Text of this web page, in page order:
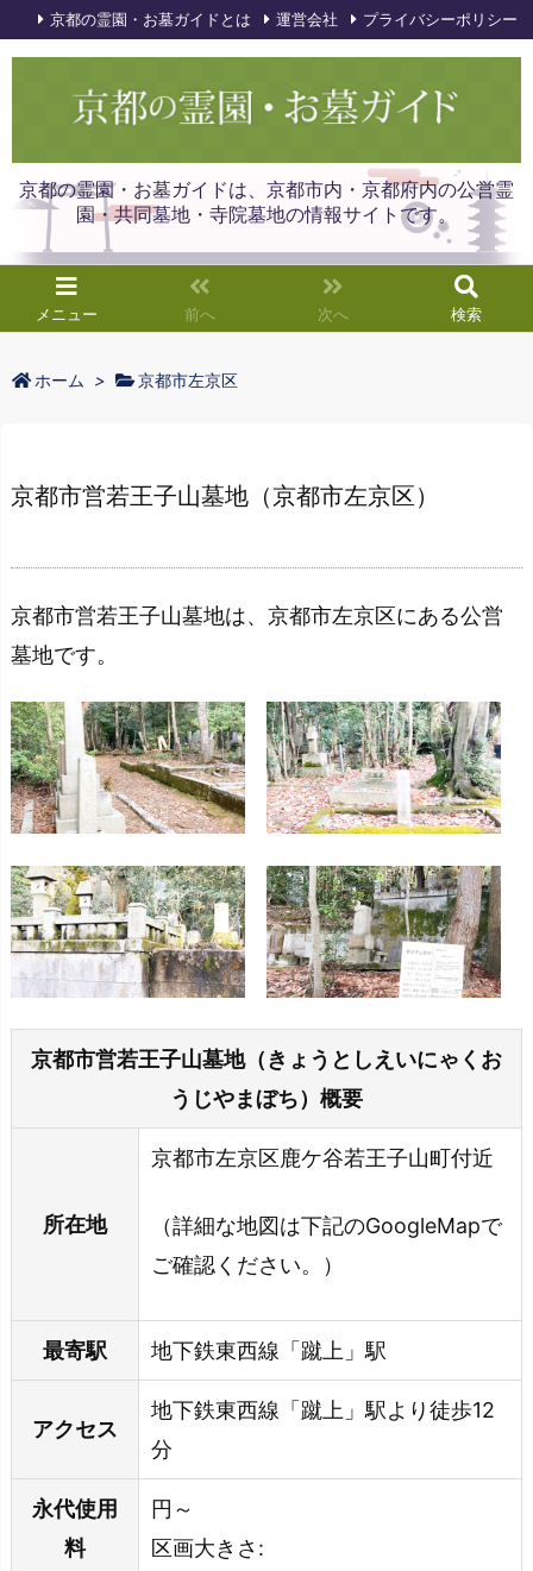
京都の霊園・お墓ガイドは、京都市内・京都府内の公営霊
園・共同墓地・寺院墓地の情報サイトです。
メニュー 前へ 次へ 検索
京都の霊園・お墓ガイドとは 運営会社 プライバシーポリシー
ホーム > 京都市左京区
京都市営若王子山墓地（京都市左京区）
京都市営若王子山墓地は、京都市左京区にある公営
墓地です。
京都市営若王子山墓地（きょうとしえいにゃくお
うじやまぼち）概要
所在地
京都市左京区鹿ケ谷若王子山町付近
（詳細な地図は下記のGoogleMapで
ご確認ください。）
最寄駅 地下鉄東西線「蹴上」駅
アクセス
地下鉄東西線「蹴上」駅より徒歩12
分
永代使用
料
円～
区画大きさ: